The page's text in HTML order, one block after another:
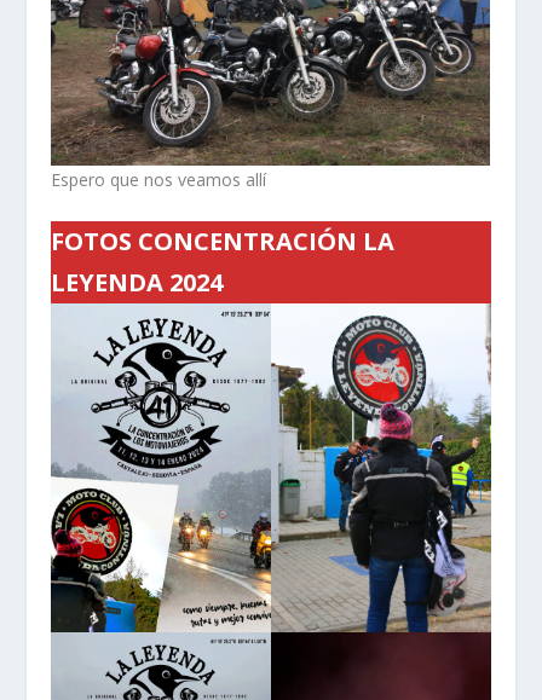
Espero que nos veamos allí
FOTOS CONCENTRACIÓN LA
LEYENDA 2024